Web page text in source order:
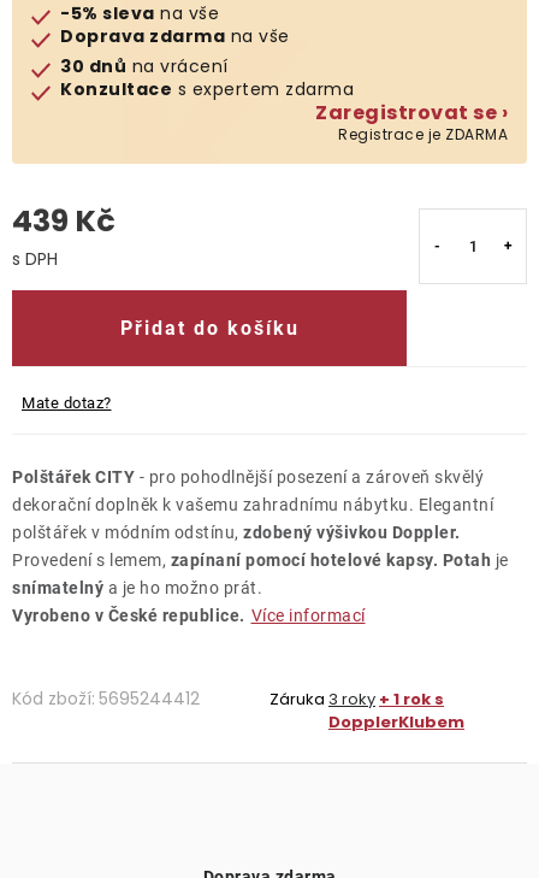
Prodávané značky
Klub výhod
Naše katalogy
O nás
Kontakty
-5% sleva na vše
Doprava zdarma na vše
30 dnů na vrácení
Konzultace s expertem zdarma
Zaregistrovat se ›
Registrace je ZDARMA
439 Kč
Přidat do košíku
Mate dotaz?
Polštářek CITY - pro pohodlnější posezení a zároveň skvělý
dekorační doplněk k vašemu zahradnímu nábytku. Elegantní
polštářek v módním odstínu, zdobený výšivkou Doppler.
Provedení s lemem, zapínaní pomocí hotelové kapsy. Potah je
snímatelný a je ho možno prát.
Vyrobeno v České republice. Více informací
Kód zboží: 5695244412 Záruka 3 roky + 1 rok s
DopplerKlubem